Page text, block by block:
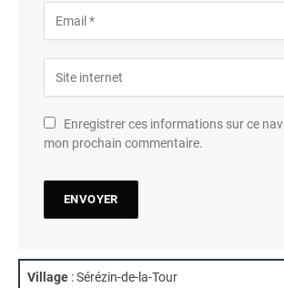
Enregistrer ces informations sur ce
mon prochain commentaire.
Village : Sérézin-de-la-Tour